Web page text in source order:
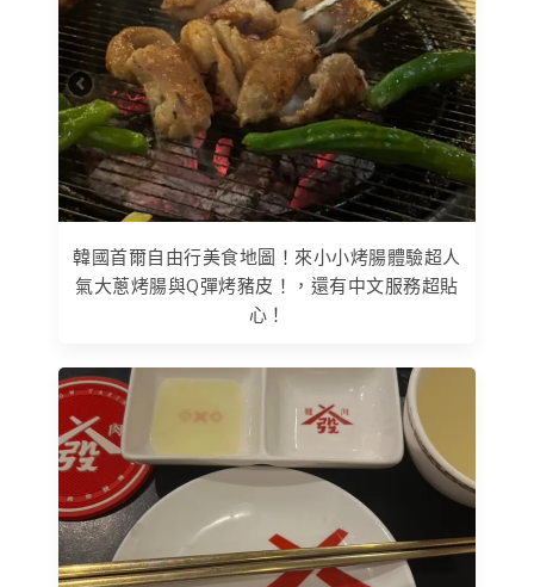
韓國首爾自由行美食地圖！來小小烤腸體驗超人
氣大蔥烤腸與Q彈烤豬皮！，還有中文服務超貼
心！